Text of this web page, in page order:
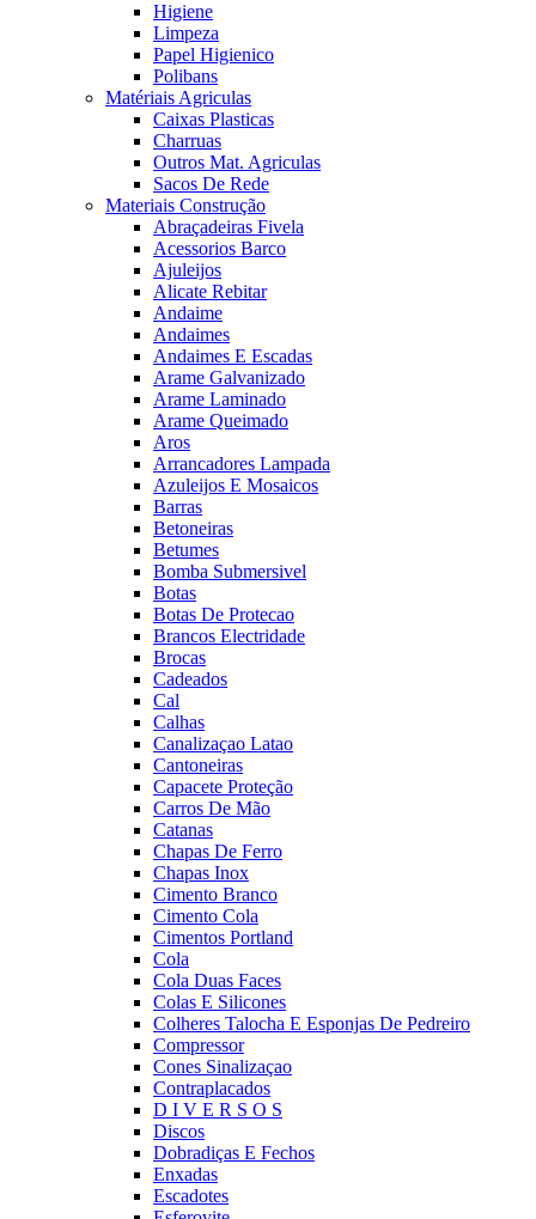
Higiene
Limpeza
Papel Higienico
Polibans
Matériais Agriculas
Caixas Plasticas
Charruas
Outros Mat. Agriculas
Sacos De Rede
Materiais Construção
Abraçadeiras Fivela
Acessorios Barco
Ajuleijos
Alicate Rebitar
Andaime
Andaimes
Andaimes E Escadas
Arame Galvanizado
Arame Laminado
Arame Queimado
Aros
Arrancadores Lampada
Azuleijos E Mosaicos
Barras
Betoneiras
Betumes
Bomba Submersivel
Botas
Botas De Protecao
Brancos Electridade
Brocas
Cadeados
Cal
Calhas
Canalizaçao Latao
Cantoneiras
Capacete Proteção
Carros De Mão
Catanas
Chapas De Ferro
Chapas Inox
Cimento Branco
Cimento Cola
Cimentos Portland
Cola
Cola Duas Faces
Colas E Silicones
Colheres Talocha E Esponjas De Pedreiro
Compressor
Cones Sinalizaçao
Contraplacados
D I V E R S O S
Discos
Dobradiças E Fechos
Enxadas
Escadotes